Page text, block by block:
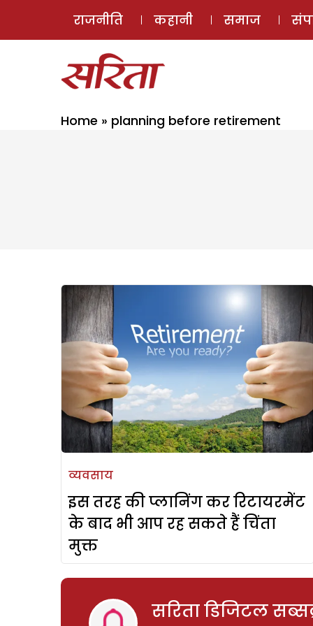
राजनीति कहानी समाज
Home » planning before retirement
व्यवसाय
इस तरह की प्लानिंग कर रिटायरमेंट
के बाद भी आप रह सकते हैं चिंता
मुक्त
सरिता डिजिटल